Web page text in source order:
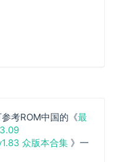
考ROM中国的《最
众版本合集 》一